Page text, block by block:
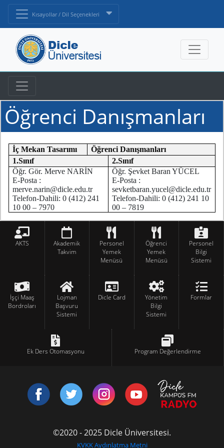
Kısayollar / Dil Seçenekleri
Öğrenci Danışmanları
İç Mekan Tasarımı
Öğrenci Danışmanları
1.Sınıf
2.Sınıf
Öğr. Gör. Merve NARİN
E-Posta :
merve.narin@dicle.edu.tr
Telefon-Dahili: 0 (412) 241
10 00 – 7970
Öğr. Şevket Baran YÜCEL
E-Posta :
sevketbaran.yucel@dicle.edu.tr
Telefon-Dahili: 0 (412) 241 10
00 – 7819
AKTS
Akademik
Takvim
Personel
Yemek
Menüsü
Öğrenci
Yemek
Menüsü
Personel
Bilgi
Sistemi
İşçi Maaş
Bordroları
Lojman
Başvuru
Sistemi
Dicle Card
Yönetim
Bilgi
Sistemi
Formlar
Ek Ders Otomasyonu Program Değerlendirme
©2020 - 2025 Dicle Üniversitesi.
KVKK Aydınlatma Metni